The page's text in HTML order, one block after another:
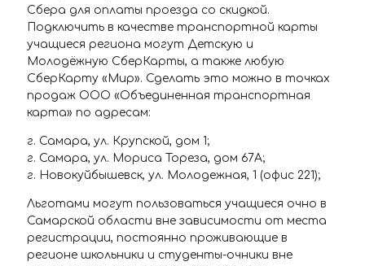
Сбера для оплаты проезда со скидкой.
Подключить в качестве транспортной карты
учащиеся региона могут Детскую и
Молодёжную СберКарты, а также любую
СберКарту «Мир». Сделать это можно в точках
продаж ООО «Объединенная транспортная
карта» по адресам:
г. Самара, ул. Крупской, дом 1;
г. Самара, ул. Мориса Тореза, дом 67А;
г. Новокуйбышевск, ул. Молодежная, 1 (офис 221);
Льготами могут пользоваться учащиеся очно в
Самарской области вне зависимости от места
регистрации, постоянно проживающие в
регионе школьники и студенты-очники вне